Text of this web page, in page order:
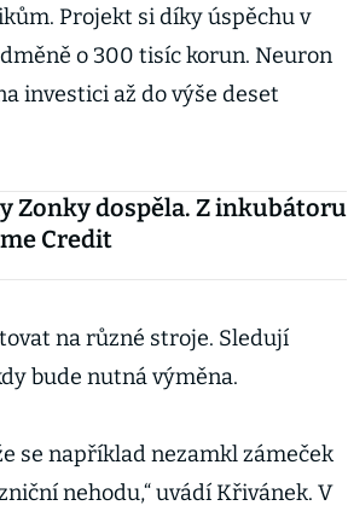
Projekt si díky úspěchu v
o 300 tisíc korun. Neuron
investici až do výše deset
Zonky dospěla. Z inkubátoru
Credit
na různé stroje. Sledují
bude nutná výměna.
se například nezamkl zámeček
nehodu,“ uvádí Křivánek. V